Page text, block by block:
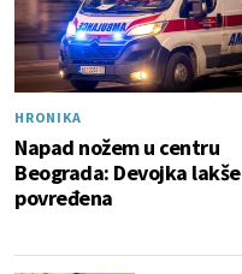
HRONIKA
Napad nožem u centru
Beograda: Devojka lakše
povređena